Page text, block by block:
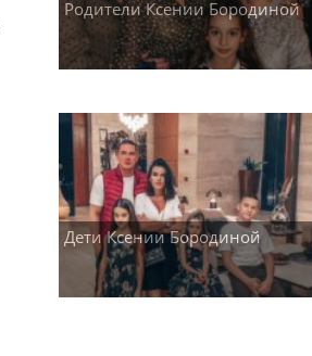
Родители Ксении Бородиной
Дети Ксении Бородиной